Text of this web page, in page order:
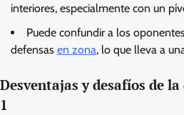
interiores, especialmente con un
Puede confundir a los
defensas en zona, lo que lleva a
Desventajas y desafíos de
1